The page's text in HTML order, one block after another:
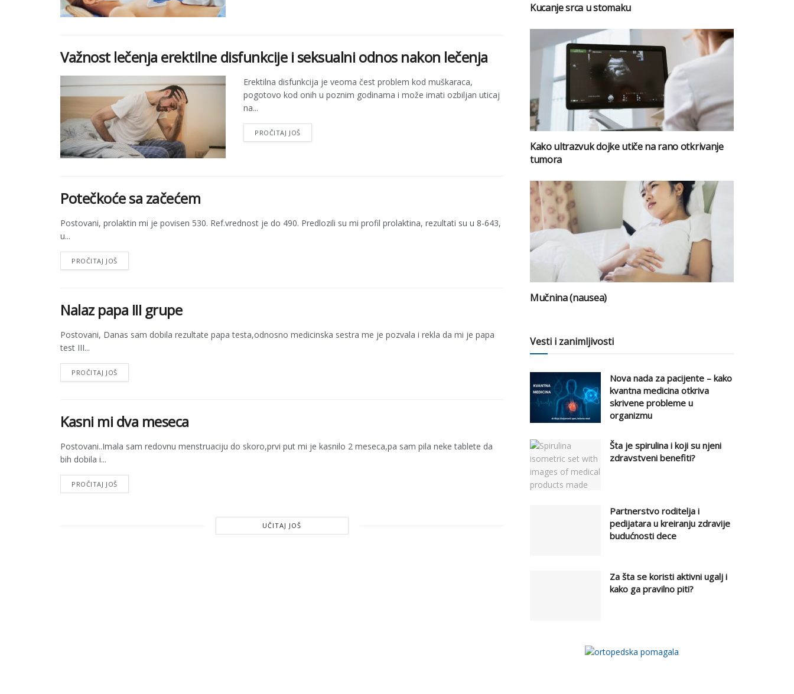
Važnost lečenja erektilne disfunkcije i seksualni odnos nakon lečenja
Erektilna disfunkcija je veoma čest problem kod muškaraca,
pogotovo kod onih u poznim godinama i može imati ozbiljan uticaj
na...
PROČITAJ JOŠ
Potečkoće sa začećem
Postovani, prolaktin mi je povisen 530. Ref.vrednost je do 490. Predlozili su mi profil prolaktina, rezultati su u 8-643,
u...
PROČITAJ JOŠ
Nalaz papa III grupe
Postovani, Danas sam dobila rezultate papa testa,odnosno medicinska sestra me je pozvala i rekla da mi je papa
test III...
PROČITAJ JOŠ
Kasni mi dva meseca
Postovani..Imala sam redovnu menstruaciju do skoro,prvi put mi je kasnilo 2 meseca,pa sam pila neke tablete da
bih dobila i...
PROČITAJ JOŠ
UČITAJ JOŠ
Kucanje srca u stomaku
Kako ultrazvuk dojke utiče na rano otkrivanje
tumora
Mučnina (nausea)
Vesti i zanimljivosti
Nova nada za pacijente – kako
kvantna medicina otkriva
skrivene probleme u
organizmu
Šta je spirulina i koji su njeni
zdravstveni benefiti?
Partnerstvo roditelja i
pedijatara u kreiranju zdravije
budućnosti dece
Za šta se koristi aktivni ugalj i
kako ga pravilno piti?